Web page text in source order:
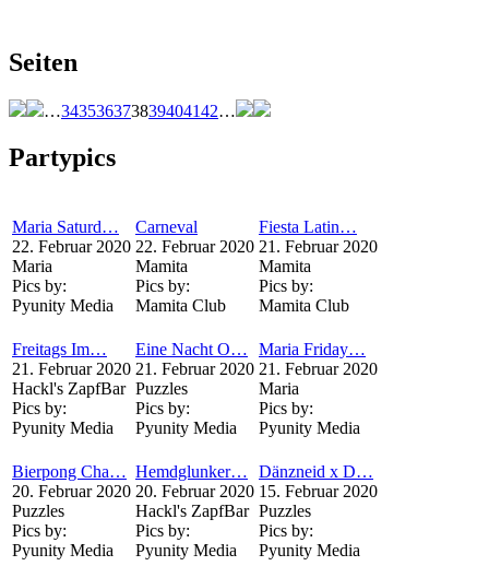
Seiten
…343536373839404142…
Partypics
Maria Saturd…
22. Februar 2020
Maria
Pics by:
Pyunity Media
Carneval
22. Februar 2020
Mamita
Pics by:
Mamita Club
Fiesta Latin…
21. Februar 2020
Mamita
Pics by:
Mamita Club
Freitags Im…
21. Februar 2020
Hackl's ZapfBar
Pics by:
Pyunity Media
Eine Nacht O…
21. Februar 2020
Puzzles
Pics by:
Pyunity Media
Maria Friday…
21. Februar 2020
Maria
Pics by:
Pyunity Media
Bierpong Cha…
20. Februar 2020
Puzzles
Pics by:
Pyunity Media
Hemdglunker…
20. Februar 2020
Hackl's ZapfBar
Pics by:
Pyunity Media
Dänzneid x D…
15. Februar 2020
Puzzles
Pics by:
Pyunity Media